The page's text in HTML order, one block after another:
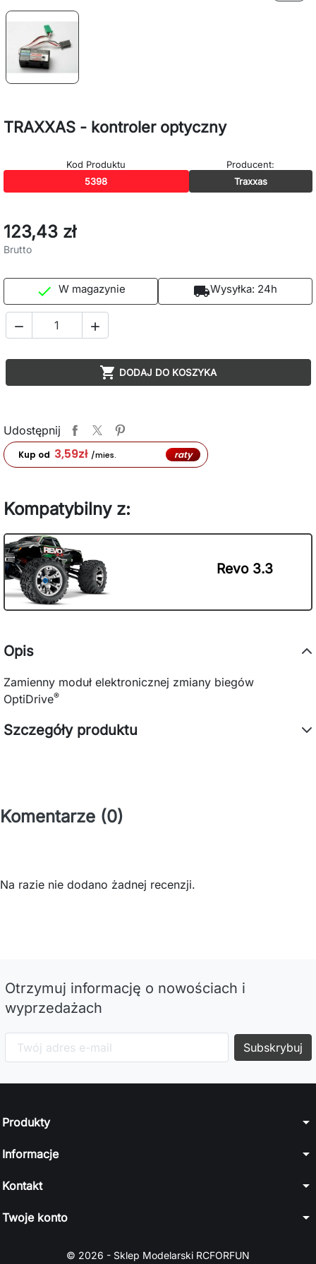
TRAXXAS - kontroler optyczny
Kod Produktu
5398
Producent:
Traxxas
123,43 zł
Brutto
 W magazynie local_shippingWysyłka: 24h
 
 DODAJ DO KOSZYKA
Udostępnij
Kup od 3,59zł /mies. raty
Kompatybilny z:
Revo 3.3
Opis
Zamienny moduł elektronicznej zmiany biegów
OptiDrive®
Szczegóły produktu
Komentarze (0)
Na razie nie dodano żadnej recenzji.
Otrzymuj informację o nowościach i
wyprzedażach
Produkty arrow_drop_down
Informacje arrow_drop_down
Kontakt arrow_drop_down
Twoje konto arrow_drop_down
© 2026 - Sklep Modelarski RCFORFUN